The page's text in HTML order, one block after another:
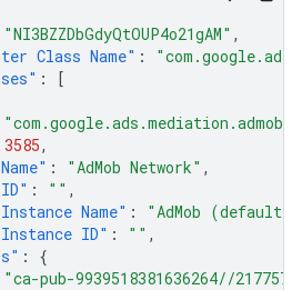
"NI3BZZDbGdyQtOUP4o21gAM" ,
Class Name" :
:
[
3585,
: "AdMob Network" ,
: "" ,
Name" :
"AdMob (default)"
ID" : "" ,
:
{
"ca-pub-9939518381636264//